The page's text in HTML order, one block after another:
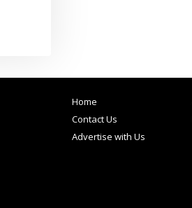
Home
Contact Us
Advertise with Us